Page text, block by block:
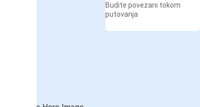
Budite povezani tokom
putovanja